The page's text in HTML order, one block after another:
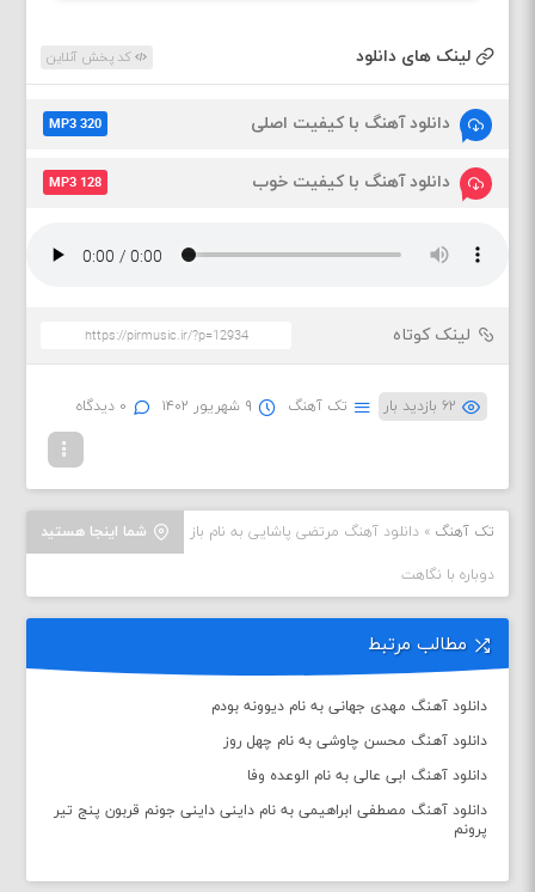
لینک های دانلود کد پخش آنلاین
دانلود آهنگ با کیفیت اصلی MP3 320
دانلود آهنگ با کیفیت خوب MP3 128
لینک کوتاه
۶۲ بازدید بار تک آهنگ ۹ شهریور ۱۴۰۲ ۰ دیدگاه
شما اینجا هستید تک آهنگ »دانلود آهنگ مرتضی پاشایی به نام باز
دوباره با نگاهت
مطالب مرتبط
دانلود آهنگ مهدی جهانی به نام دیوونه بودم
دانلود آهنگ محسن چاوشی به نام چهل روز
دانلود آهنگ ابی عالی به نام الوعده وفا
دانلود آهنگ مصطفی ابراهیمی به نام داینی داینی جونم قربون پنج تیر
پرونم